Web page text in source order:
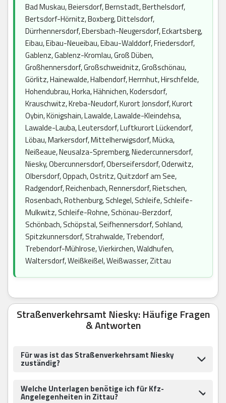
Bad Muskau, Beiersdorf, Bernstadt, Berthelsdorf,
Bertsdorf-Hörnitz, Boxberg, Dittelsdorf,
Dürrhennersdorf, Ebersbach-Neugersdorf, Eckartsberg,
Eibau, Eibau-Neueibau, Eibau-Walddorf, Friedersdorf,
Gablenz, Gablenz-Kromlau, Groß Düben,
Großhennersdorf, Großschweidnitz, Großschönau,
Görlitz, Hainewalde, Halbendorf, Herrnhut, Hirschfelde,
Hohendubrau, Horka, Hähnichen, Kodersdorf,
Krauschwitz, Kreba-Neudorf, Kurort Jonsdorf, Kurort
Oybin, Königshain, Lawalde, Lawalde-Kleindehsa,
Lawalde-Lauba, Leutersdorf, Luftkurort Lückendorf,
Löbau, Markersdorf, Mittelherwigsdorf, Mücka,
Neißeaue, Neusalza-Spremberg, Niedercunnersdorf,
Niesky, Obercunnersdorf, Oberseifersdorf, Oderwitz,
Olbersdorf, Oppach, Ostritz, Quitzdorf am See,
Radgendorf, Reichenbach, Rennersdorf, Rietschen,
Rosenbach, Rothenburg, Schlegel, Schleife, Schleife-
Mulkwitz, Schleife-Rohne, Schönau-Berzdorf,
Schönbach, Schöpstal, Seifhennersdorf, Sohland,
Spitzkunnersdorf, Strahwalde, Trebendorf,
Trebendorf-Mühlrose, Vierkirchen, Waldhufen,
Waltersdorf, Weißkeißel, Weißwasser, Zittau
Straßenverkehrsamt Niesky: Häufige Fragen
& Antworten
Für was ist das Straßenverkehrsamt Niesky
zuständig?
Welche Unterlagen benötige ich für Kfz-
Angelegenheiten in Zittau?